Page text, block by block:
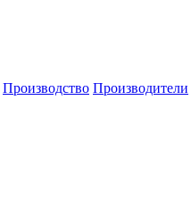
Производство Производители